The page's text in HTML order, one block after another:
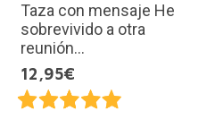
Taza con mensaje He
sobrevivido a otra
reunión...
12,95€